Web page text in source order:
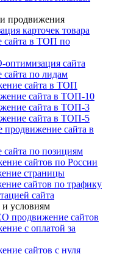
продвижения
карточек товара
сайта в ТОП по
сайта
по лидам
сайта в ТОП
сайта в ТОП-10
сайта в ТОП-3
сайта в ТОП-5
продвижение сайта в
по позициям
сайтов по России
страницы
сайтов по трафику
сайта
условиям
продвижение сайтов
с оплатой за
сайтов с нуля